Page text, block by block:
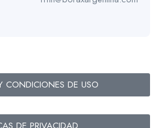
CONDICIONES DE USO